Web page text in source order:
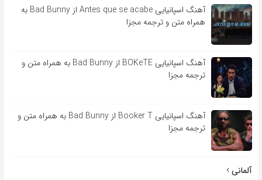
آهنگ اسپانیایی Antes que se acabe از Bad Bunny به
همراه متن و ترجمه مجزا
آهنگ اسپانیایی BOKeTE از Bad Bunny به همراه متن و
ترجمه مجزا
آهنگ اسپانیایی Booker T از Bad Bunny به همراه متن و
ترجمه مجزا
آلمانی